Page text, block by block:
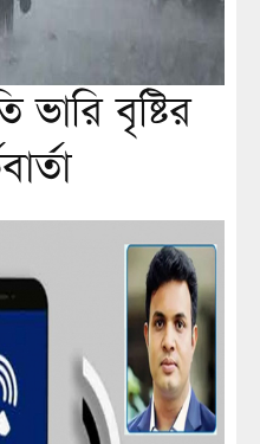
ভারি বৃষ্টির